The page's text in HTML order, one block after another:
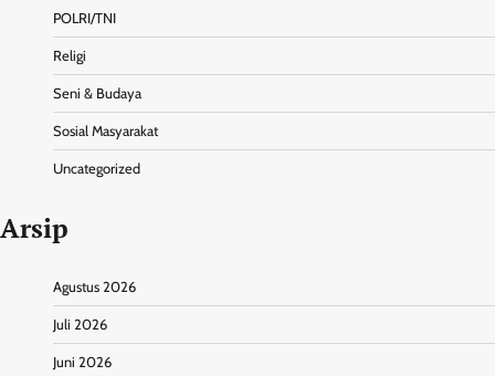
POLRI/TNI
Religi
Seni & Budaya
Sosial Masyarakat
Uncategorized
Arsip
Agustus 2026
Juli 2026
Juni 2026